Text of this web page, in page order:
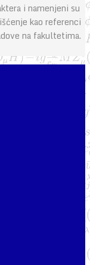
i namenjeni su
kao referenci
na fakultetima.